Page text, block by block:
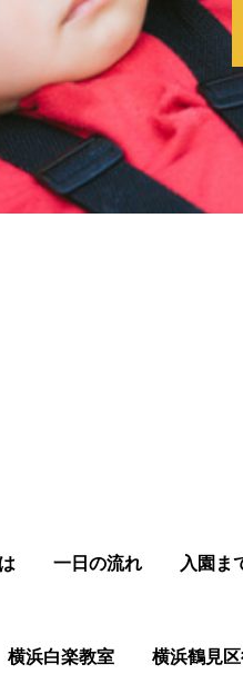
一日の流れ 入園ま
横浜白楽教室 横浜鶴⾒